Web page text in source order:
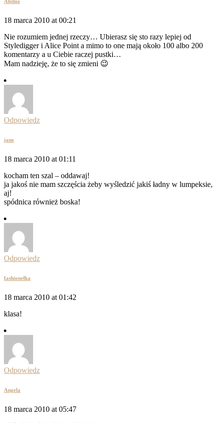
Alishia
18 marca 2010 at 00:21
Nie rozumiem jednej rzeczy… Ubierasz się sto razy lepiej od
Styledigger i Alice Point a mimo to one mają około 100 albo 200
komentarzy a u Ciebie raczej pustki…
Mam nadzieję, że to się zmieni 😉
Odpowiedz
jane
18 marca 2010 at 01:11
kocham ten szal – oddawaj!
ja jakoś nie mam szczęścia żeby wyśledzić jakiś ładny w lumpeksie,
aj!
spódnica również boska!
Odpowiedz
fashionelka
18 marca 2010 at 01:42
klasa!
Odpowiedz
Angela
18 marca 2010 at 05:47